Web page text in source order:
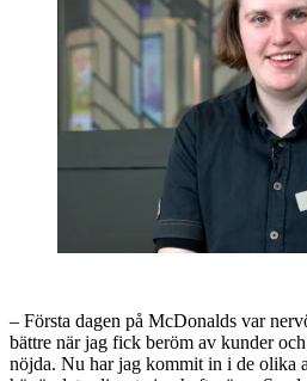
– Första dagen på McDonalds var
bättre när jag fick beröm av kunder
nöjda. Nu har jag kommit in i de olika